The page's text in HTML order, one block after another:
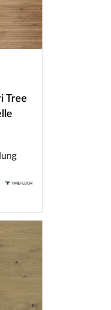
Tree